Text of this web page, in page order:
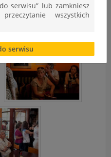
serwisu” lub zamkniesz
wszystkich
funkcjonalności plików
może utrudnić lub
Serwisu.
prywatności oraz
dostępne są cały
"Bezpieczeństwo"
serwisu